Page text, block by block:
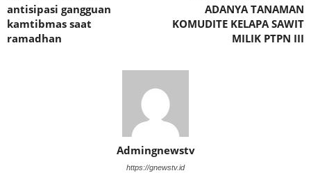
antisipasi gangguan
kamtibmas saat
ramadhan
ADANYA TANAMAN
KOMUDITE KELAPA SAWIT
MILIK PTPN III
Admingnewstv
https://gnewstv.id